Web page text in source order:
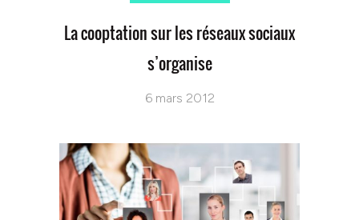
La cooptation sur les réseaux sociaux
s’organise
6 mars 2012